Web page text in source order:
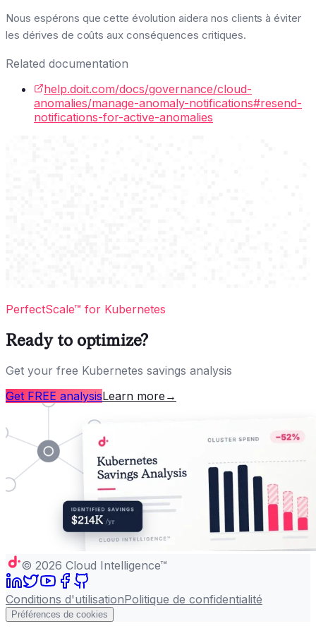
Nous espérons que cette évolution aidera nos clients à éviter
les dérives de coûts aux conséquences critiques.
Related documentation
help.doit.com/docs/governance/cloud-
anomalies/manage-anomaly-notifications#resend-
notifications-for-active-anomalies
PerfectScale™ for Kubernetes
Ready to optimize?
Get your free Kubernetes savings analysis
Get FREE analysisLearn more →
© 2026 Cloud Intelligence™
Conditions d'utilisationPolitique de confidentialité
Préférences de cookies